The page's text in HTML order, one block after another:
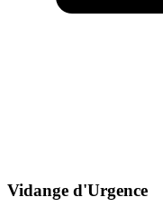
Vidange d'Urgence